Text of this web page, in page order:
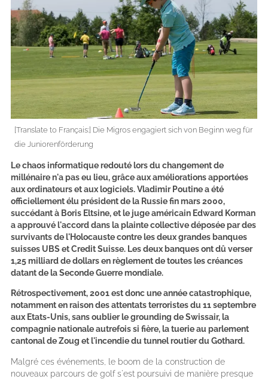
[Translate to Français:] Die Migros engagiert sich von Beginn weg für
die Juniorenförderung
Le chaos informatique redouté lors du changement de
millénaire n'a pas eu lieu, grâce aux améliorations apportées
aux ordinateurs et aux logiciels. Vladimir Poutine a été
officiellement élu président de la Russie fin mars 2000,
succédant à Boris Eltsine, et le juge américain Edward Korman
a approuvé l'accord dans la plainte collective déposée par des
survivants de l'Holocauste contre les deux grandes banques
suisses UBS et Credit Suisse. Les deux banques ont dû verser
1,25 milliard de dollars en règlement de toutes les créances
datant de la Seconde Guerre mondiale.
Rétrospectivement, 2001 est donc une année catastrophique,
notamment en raison des attentats terroristes du 11 septembre
aux Etats-Unis, sans oublier le grounding de Swissair, la
compagnie nationale autrefois si fière, la tuerie au parlement
cantonal de Zoug et l'incendie du tunnel routier du Gothard.
Malgré ces événements, le boom de la construction de
nouveaux parcours de golf s'est poursuivi de manière presque